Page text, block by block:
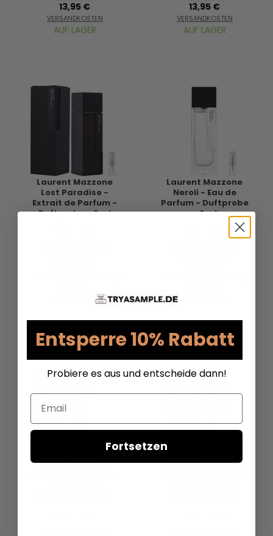
13,95 €
VERSANDKOSTEN
AUF LAGER
13,95 €
VERSANDKOSTEN
AUF LAGER
Laurent Mazzone
Lost Paradise -
Extrait de Parfum -
Duftprobe - 2 ml
VERSANDKOSTEN
Laurent Mazzone
Neroli - Eau de
Parfum - Duftprobe
- 2 ml
VERSANDKOSTEN
Laurent Mazzone
Laurent Mazzone
Entsperre 10% Rabatt
Probiere es aus und entscheide dann!
Email
Fortsetzen